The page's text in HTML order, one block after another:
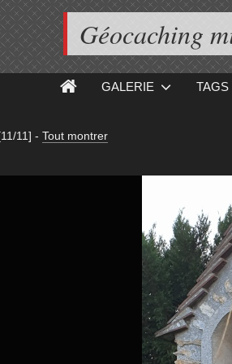
Géocaching
GALERIE TAGS
11] - Tout montrer